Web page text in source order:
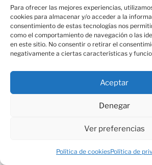
Para ofrecer las mejores experiencias,
cookies para almacenar y/o acceder a la
consentimiento de estas tecnologías nos
como el comportamiento de navegación o las
en este sitio. No consentir o retirar el
negativamente a ciertas características y
Aceptar
Denegar
Ver preferencias
Política de cookiesPolítica de
Calatrava (C.Real)
«Aviso Legal»